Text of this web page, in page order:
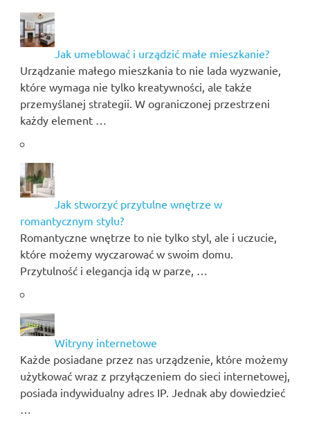
Jak umeblować i urządzić małe mieszkanie?
Urządzanie małego mieszkania to nie lada wyzwanie,
które wymaga nie tylko kreatywności, ale także
przemyślanej strategii. W ograniczonej przestrzeni
każdy element …
Jak stworzyć przytulne wnętrze w
romantycznym stylu?
Romantyczne wnętrze to nie tylko styl, ale i uczucie,
które możemy wyczarować w swoim domu.
Przytulność i elegancja idą w parze, …
Witryny internetowe
Każde posiadane przez nas urządzenie, które możemy
użytkować wraz z przyłączeniem do sieci internetowej,
posiada indywidualny adres IP. Jednak aby dowiedzieć
…